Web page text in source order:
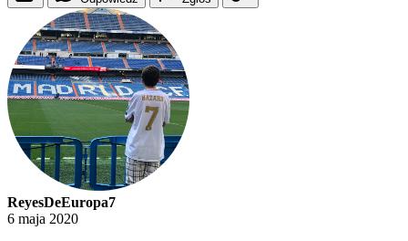
ReyesDeEuropa7
6 maja 2020